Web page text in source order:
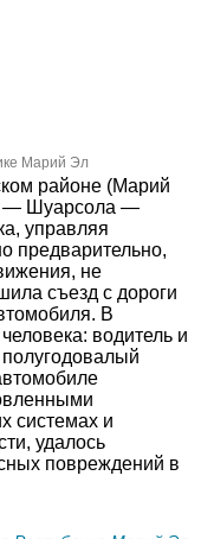
Марий Эл
районе (Марий
— Шуарсола —
управляя
предварительно,
не
съезд с дороги
В
водитель и
системах и
удалось
повреждений в